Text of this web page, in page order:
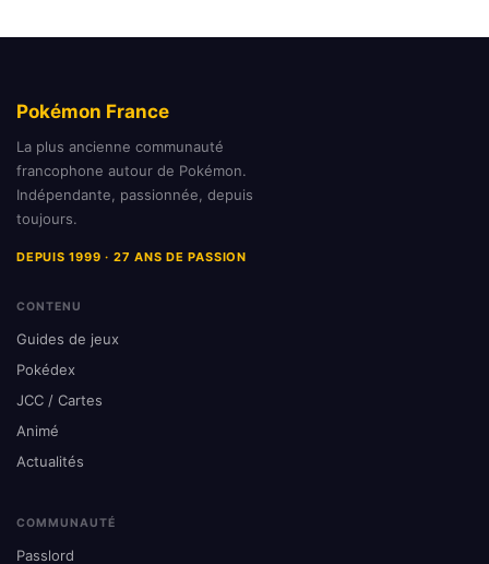
Pokémon France
La plus ancienne communauté
francophone autour de Pokémon.
Indépendante, passionnée, depuis
toujours.
DEPUIS 1999 · 27 ANS DE PASSION
CONTENU
Guides de jeux
Pokédex
JCC / Cartes
Animé
Actualités
COMMUNAUTÉ
Passlord